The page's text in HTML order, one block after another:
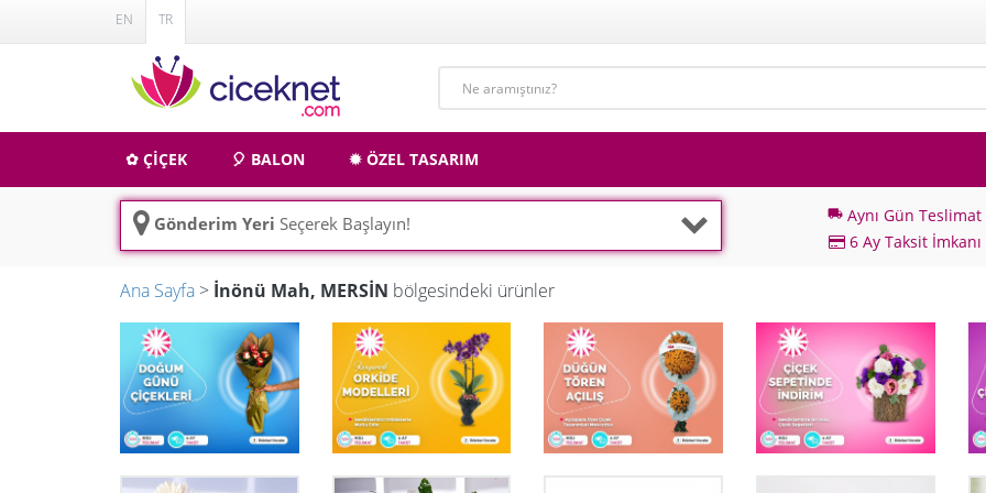
EN TR
✿ ÇİÇEK 🎈 BALON ✹ ÖZEL TASARIM
Gönderim Yeri Seçerek Başlayın! local_shipping Aynı Gün Teslimat
6 Ay Taksit İmkanı
Ana Sayfa > İnönü Mah, MERSİN bölgesindeki ürünler